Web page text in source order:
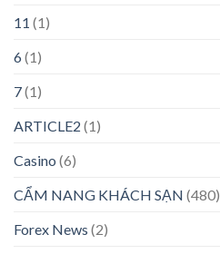
11 (1)
6(1)
7(1)
ARTICLE2 (1)
Casino (6)
CẨM NANG KHÁCH SẠN (480)
Forex News (2)